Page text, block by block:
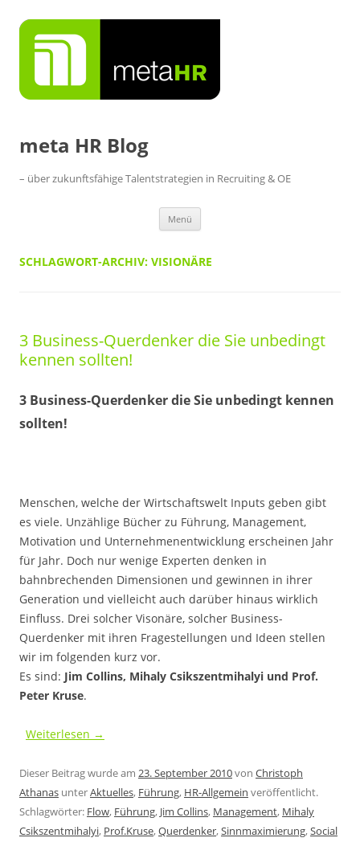
Inhalt
springen
meta HR Blog
– über zukunftsfähige Talentstrategien in Recruiting & OE
Menü
SCHLAGWORT-ARCHIV: VISIONÄRE
3 Business-Querdenker die Sie unbedingt
kennen sollten!
3 Business-Querdenker die Sie unbedingt kennen
sollten!
Menschen, welche der Wirtschaftswelt Inputs geben gibt
es viele. Unzählige Bücher zu Führung, Management,
Motivation und Unternehmenentwicklung erscheinen Jahr
für Jahr. Doch nur wenige Experten denken in
bahnbrechenden Dimensionen und gewinnen in ihrer
Generation und vielleicht auch darüber hinaus wirklich
Einfluss. Drei solcher Visonäre, solcher Business-
Querdenker mit ihren Fragestellungen und Ideen stellen
wir im folgenden kurz vor.
Es sind: Jim Collins, Mihaly Csikszentmihalyi und Prof.
Peter Kruse.
Weiterlesen →
Dieser Beitrag wurde am 23. September 2010von Christoph
Athanas unterAktuelles, Führung, HR-Allgemein veröffentlicht.
Schlagwörter: Flow, Führung, Jim Collins, Management, Mihaly
Csikszentmihalyi, Prof.Kruse,Querdenker,Sinnmaximierung,Social